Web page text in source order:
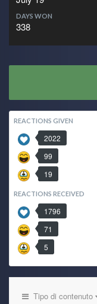
DAYS WON
338
REACTIONS GIVEN
2022
99
19
REACTIONS RECEIVED
1796
71
5
Tipo di contenuto